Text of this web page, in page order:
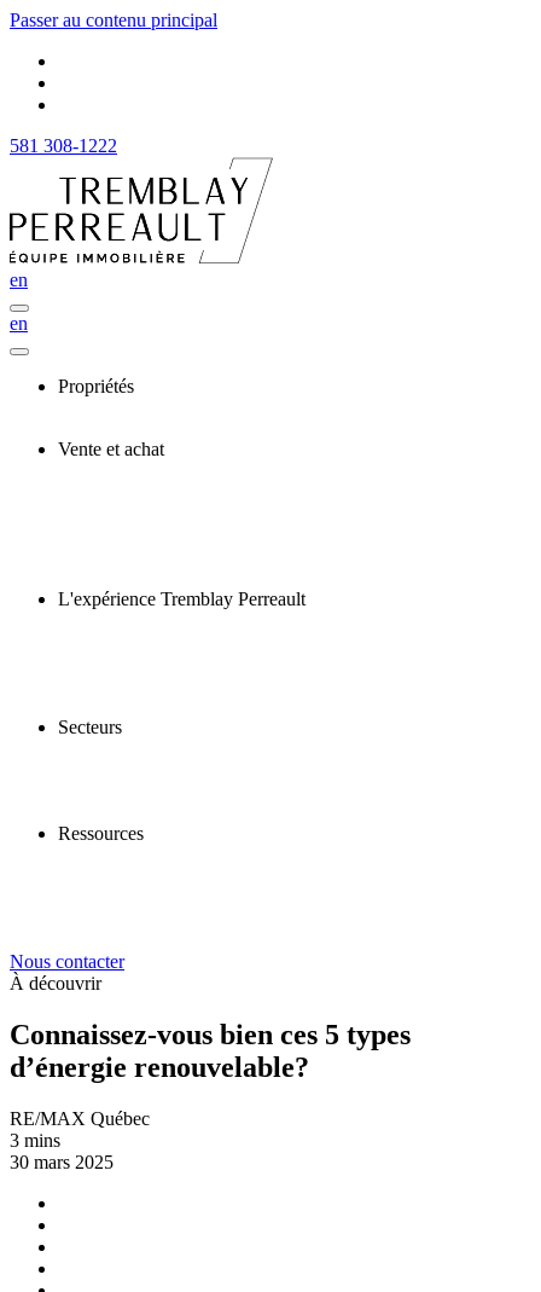
Passer au contenu principal
581 308-1222
en
en
Propriétés
Vente et achat
L'expérience Tremblay Perreault
Secteurs
Ressources
Nous contacter
À découvrir
Connaissez-vous bien ces 5 types
d’énergie renouvelable?
RE/MAX Québec
3 mins
30 mars 2025